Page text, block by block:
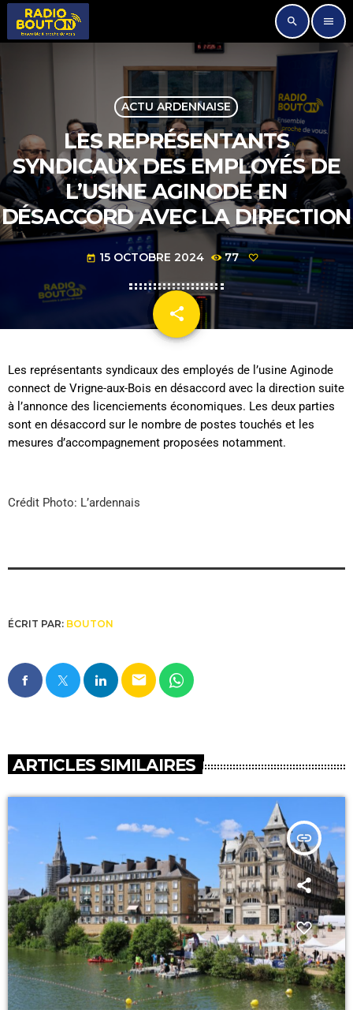
search menu
ACTU ARDENNAISE
LES REPRÉSENTANTS
SYNDICAUX DES EMPLOYÉS DE
L’USINE AGINODE EN
DÉSACCORD AVEC LA DIRECTION
today 15 OCTOBRE 2024 77
share
email
Les représentants syndicaux des employés de l’usine Aginode
connect de Vrigne-aux-Bois en désaccord avec la direction suite
à l’annonce des licenciements économiques. Les deux parties
sont en désaccord sur le nombre de postes touchés et les
mesures d’accompagnement proposées notamment.
Crédit Photo: L’ardennais
ÉCRIT PAR: BOUTON
email
ARTICLES SIMILAIRES
insert_link